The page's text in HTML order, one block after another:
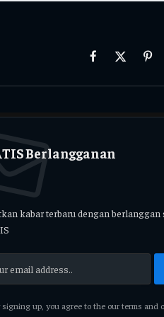
Facebook
X
Berlangganan
kabar terbaru dengan berlanggan
up, you agree to the our terms and